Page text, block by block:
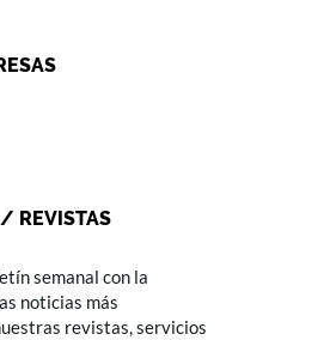
REVISTAS
semanal con la
noticias más
revistas, servicios